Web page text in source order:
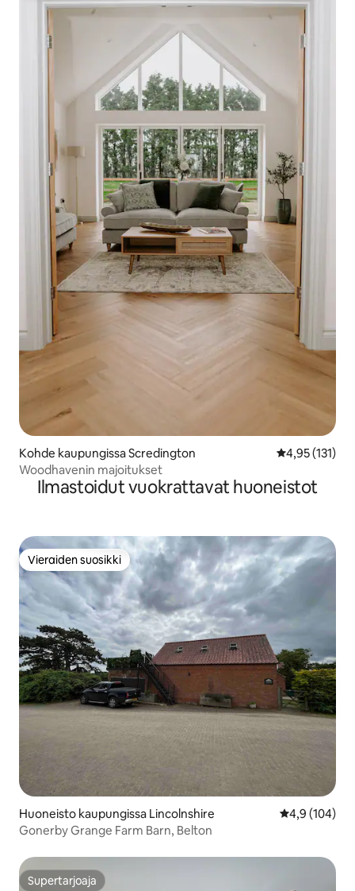
Kohde kaupungissa Scredington
4,95 (131)
Woodhavenin majoitukset
Ilmastoidut vuokrattavat huoneistot
Vieraiden suosikki
Vieraiden suosikki
Huoneisto kaupungissa Lincolnshire
4,9 (104)
Gonerby Grange Farm Barn, Belton
Supertarjoaja
Supertarjoaja